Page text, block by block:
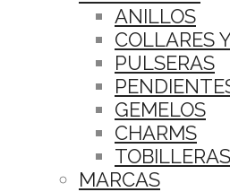
ANILLOS
COLLARES
PULSERAS
GEMELOS
CHARMS
TOBILLERAS
MARCAS